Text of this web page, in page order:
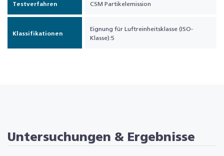
Testverfahren CSM Partikelemission
Klassifikationen
Eignung für Luftreinheitsklasse (ISO-
Klasse):5
Untersuchungen & Ergebnisse